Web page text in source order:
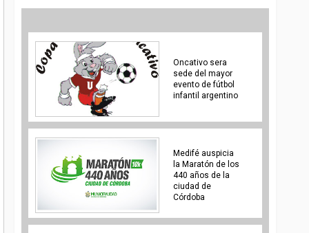
Oncativo sera
sede del mayor
evento de fútbol
infantil argentino
Medifé auspicia
la Maratón de los
440 años de la
ciudad de
Córdoba